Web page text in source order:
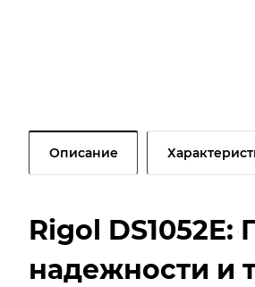
Описание
Rigol
надежности и